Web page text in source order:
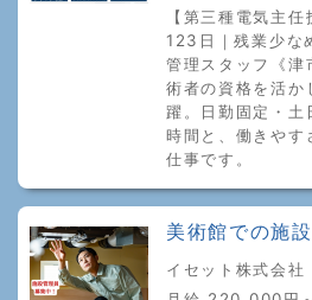
【第三種電気主
123日｜残業少な
管理スタッフ《津
術者の資格を活か
躍。日勤固定・土
時間と、働きやす
仕事です。
美術館での施
イセット株式会